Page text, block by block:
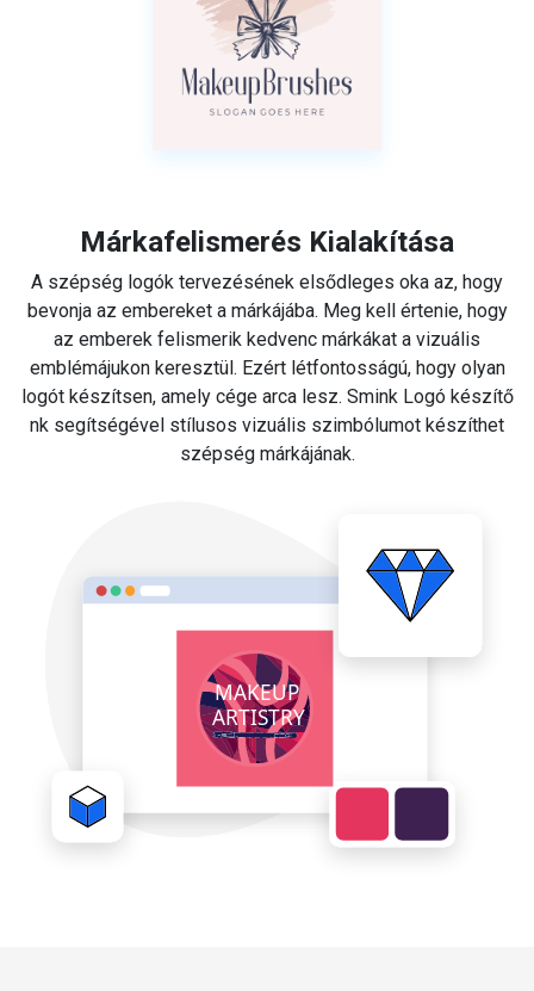
Márkafelismerés Kialakítása
A szépség logók tervezésének elsődleges oka az, hogy
bevonja az embereket a márkájába. Meg kell értenie, hogy
az emberek felismerik kedvenc márkákat a vizuális
emblémájukon keresztül. Ezért létfontosságú, hogy olyan
logót készítsen, amely cége arca lesz. Smink Logó készítő
nk segítségével stílusos vizuális szimbólumot készíthet
szépség márkájának.